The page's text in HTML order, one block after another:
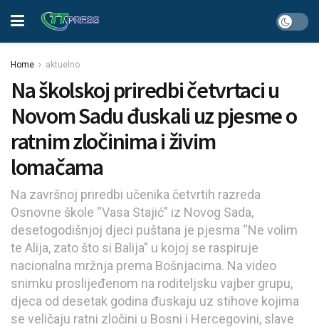
Home aktuelno
Na školskoj priredbi četvrtaci u
Novom Sadu đuskali uz pjesme o
ratnim zločinima i živim
lomačama
Na završnoj priredbi učenika četvrtih razreda
Osnovne škole “Vasa Stajić” iz Novog Sada,
desetogodišnjoj djeci puštana je pjesma “Ne volim
te Alija, zato što si Balija” u kojoj se raspiruje
nacionalna mržnja prema Bošnjacima. Na video
snimku proslijeđenom na roditeljsku vajber grupu,
djeca od desetak godina đuskaju uz stihove kojima
se veličaju ratni zločini u Bosni i Hercegovini, slave